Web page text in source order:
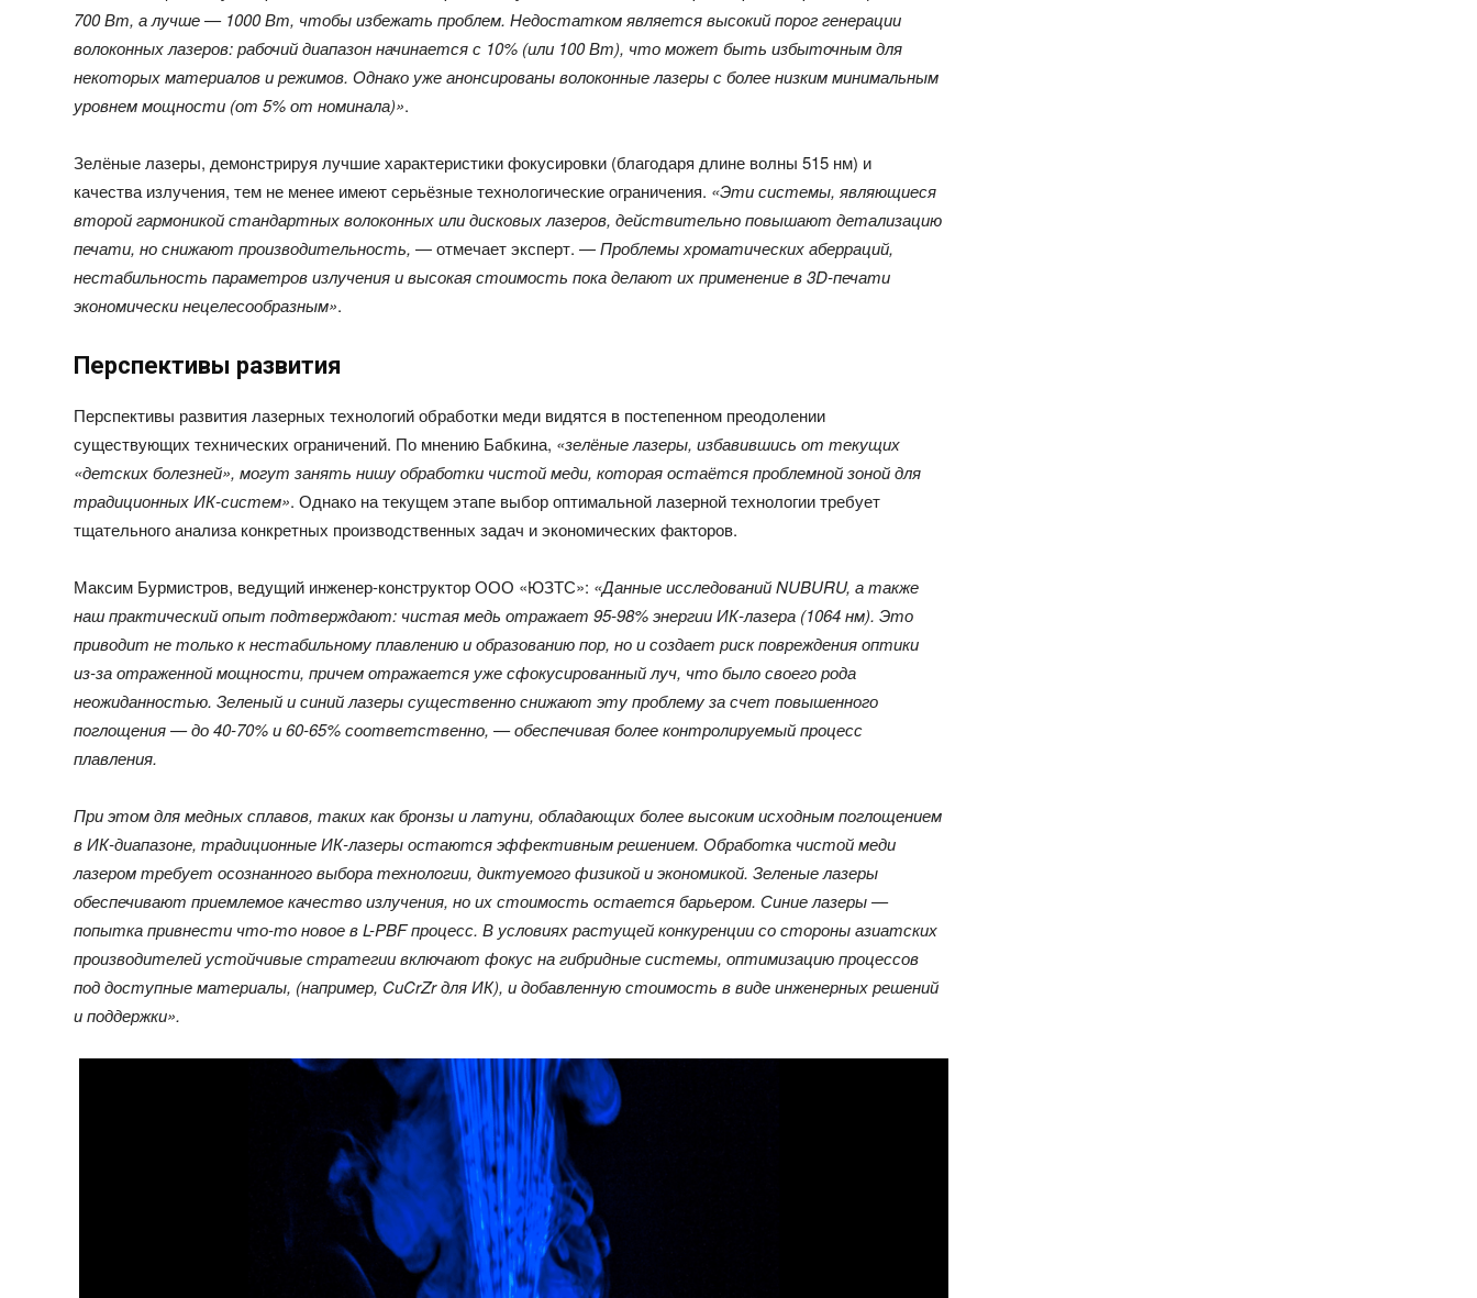
700 Вт, а лучше — 1000 Вт, чтобы избежать проблем. Недостатком является высокий порог генерации
волоконных лазеров: рабочий диапазон начинается с 10% (или 100 Вт), что может быть избыточным для
некоторых материалов и режимов. Однако уже анонсированы волоконные лазеры с более низким минимальным
уровнем мощности (от 5% от номинала)».
Зелёные лазеры, демонстрируя лучшие характеристики фокусировки (благодаря длине волны 515 нм) и
качества излучения, тем не менее имеют серьёзные технологические ограничения. «Эти системы, являющиеся
второй гармоникой стандартных волоконных или дисковых лазеров, действительно повышают детализацию
печати, но снижают производительность, — отмечает эксперт. —Проблемы хроматических аберраций,
нестабильность параметров излучения и высокая стоимость пока делают их применение в 3D-печати
экономически нецелесообразным».
Перспективы развития
Перспективы развития лазерных технологий обработки меди видятся в постепенном преодолении
существующих технических ограничений. По мнению Бабкина, «зелёные лазеры, избавившись от текущих
«детских болезней», могут занять нишу обработки чистой меди, которая остаётся проблемной зоной для
традиционных ИК-систем». Однако на текущем этапе выбор оптимальной лазерной технологии требует
тщательного анализа конкретных производственных задач и экономических факторов.
Максим Бурмистров, ведущий инженер-конструктор ООО «ЮЗТС»: «Данные исследований NUBURU, а также
наш практический опыт подтверждают: чистая медь отражает 95-98% энергии ИК-лазера (1064 нм). Это
приводит не только к нестабильному плавлению и образованию пор, но и создает риск повреждения оптики
из-за отраженной мощности, причем отражается уже сфокусированный луч, что было своего рода
неожиданностью. Зеленый и синий лазеры существенно снижают эту проблему за счет повышенного
поглощения — до 40-70% и 60-65% соответственно, — обеспечивая более контролируемый процесс
плавления.
При этом для медных сплавов, таких как бронзы и латуни, обладающих более высоким исходным поглощением
в ИК-диапазоне, традиционные ИК-лазеры остаются эффективным решением. Обработка чистой меди
лазером требует осознанного выбора технологии, диктуемого физикой и экономикой. Зеленые лазеры
обеспечивают приемлемое качество излучения, но их стоимость остается барьером. Синие лазеры —
попытка привнести что-то новое в L-PBF процесс. В условиях растущей конкуренции со стороны азиатских
производителей устойчивые стратегии включают фокус на гибридные системы, оптимизацию процессов
под доступные материалы, (например, CuCrZr для ИК), и добавленную стоимость в виде инженерных решений
и поддержки».